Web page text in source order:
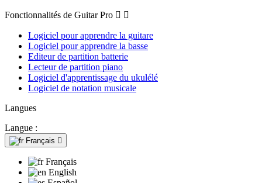
Fonctionnalités de Guitar Pro  
Logiciel pour apprendre la guitare
Logiciel pour apprendre la basse
Editeur de partition batterie
Lecteur de partition piano
Logiciel d'apprentissage du ukulélé
Logiciel de notation musicale
Langues
Langue :
Français 
Français
English